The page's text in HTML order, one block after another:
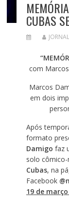
CUBAS
com
Marcos
em dois
Após
formato
Damigo faz
solo cômico-
Cubas, na
Facebook
19 de março